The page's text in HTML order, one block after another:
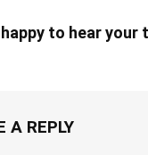
happy to hear your
A REPLY